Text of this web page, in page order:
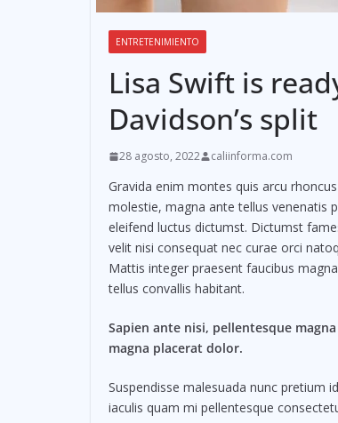
ENTRETENIMIENTO
Lisa Swift is
Davidson’s split
28 agosto, 2022 caliinforma.com
Gravida enim montes quis arcu
molestie, magna ante tellus venenatis
eleifend luctus dictumst. Dictumst
velit nisi consequat nec curae orci
Mattis integer praesent faucibus
tellus convallis habitant.
Sapien ante nisi, pellentesque
magna placerat dolor.
Suspendisse malesuada nunc pretium
iaculis quam mi pellentesque